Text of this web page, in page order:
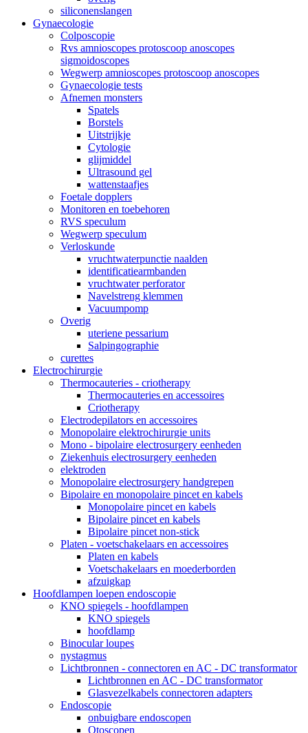
siliconenslangen
Gynaecologie
Colposcopie
Rvs amnioscopes protoscoop anoscopes
sigmoidoscopes
Wegwerp amnioscopes protoscoop anoscopes
Gynaecologie tests
Afnemen monsters
Spatels
Borstels
Uitstrijkje
Cytologie
glijmiddel
Ultrasound gel
wattenstaafjes
Foetale dopplers
Monitoren en toebehoren
RVS speculum
Wegwerp speculum
Verloskunde
vruchtwaterpunctie naalden
identificatiearmbanden
vruchtwater perforator
Navelstreng klemmen
Vacuumpomp
Overig
uteriene pessarium
Salpingographie
curettes
Electrochirurgie
Thermocauteries - criotherapy
Thermocauteries en accessoires
Criotherapy
Electrodepilators en accessoires
Monopolaire elektrochirurgie units
Mono - bipolaire electrosurgery eenheden
Ziekenhuis electrosurgery eenheden
elektroden
Monopolaire electrosurgery handgrepen
Bipolaire en monopolaire pincet en kabels
Monopolaire pincet en kabels
Bipolaire pincet en kabels
Bipolaire pincet non-stick
Platen - voetschakelaars en accessoires
Platen en kabels
Voetschakelaars en moederborden
afzuigkap
Hoofdlampen loepen endoscopie
KNO spiegels - hoofdlampen
KNO spiegels
hoofdlamp
Binocular loupes
nystagmus
Lichtbronnen - connectoren en AC - DC transformator
Lichtbronnen en AC - DC transformator
Glasvezelkabels connectoren adapters
Endoscopie
onbuigbare endoscopen
Otoscopen